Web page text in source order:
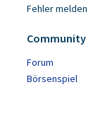
Fehler melden
Community
Forum
Börsenspiel